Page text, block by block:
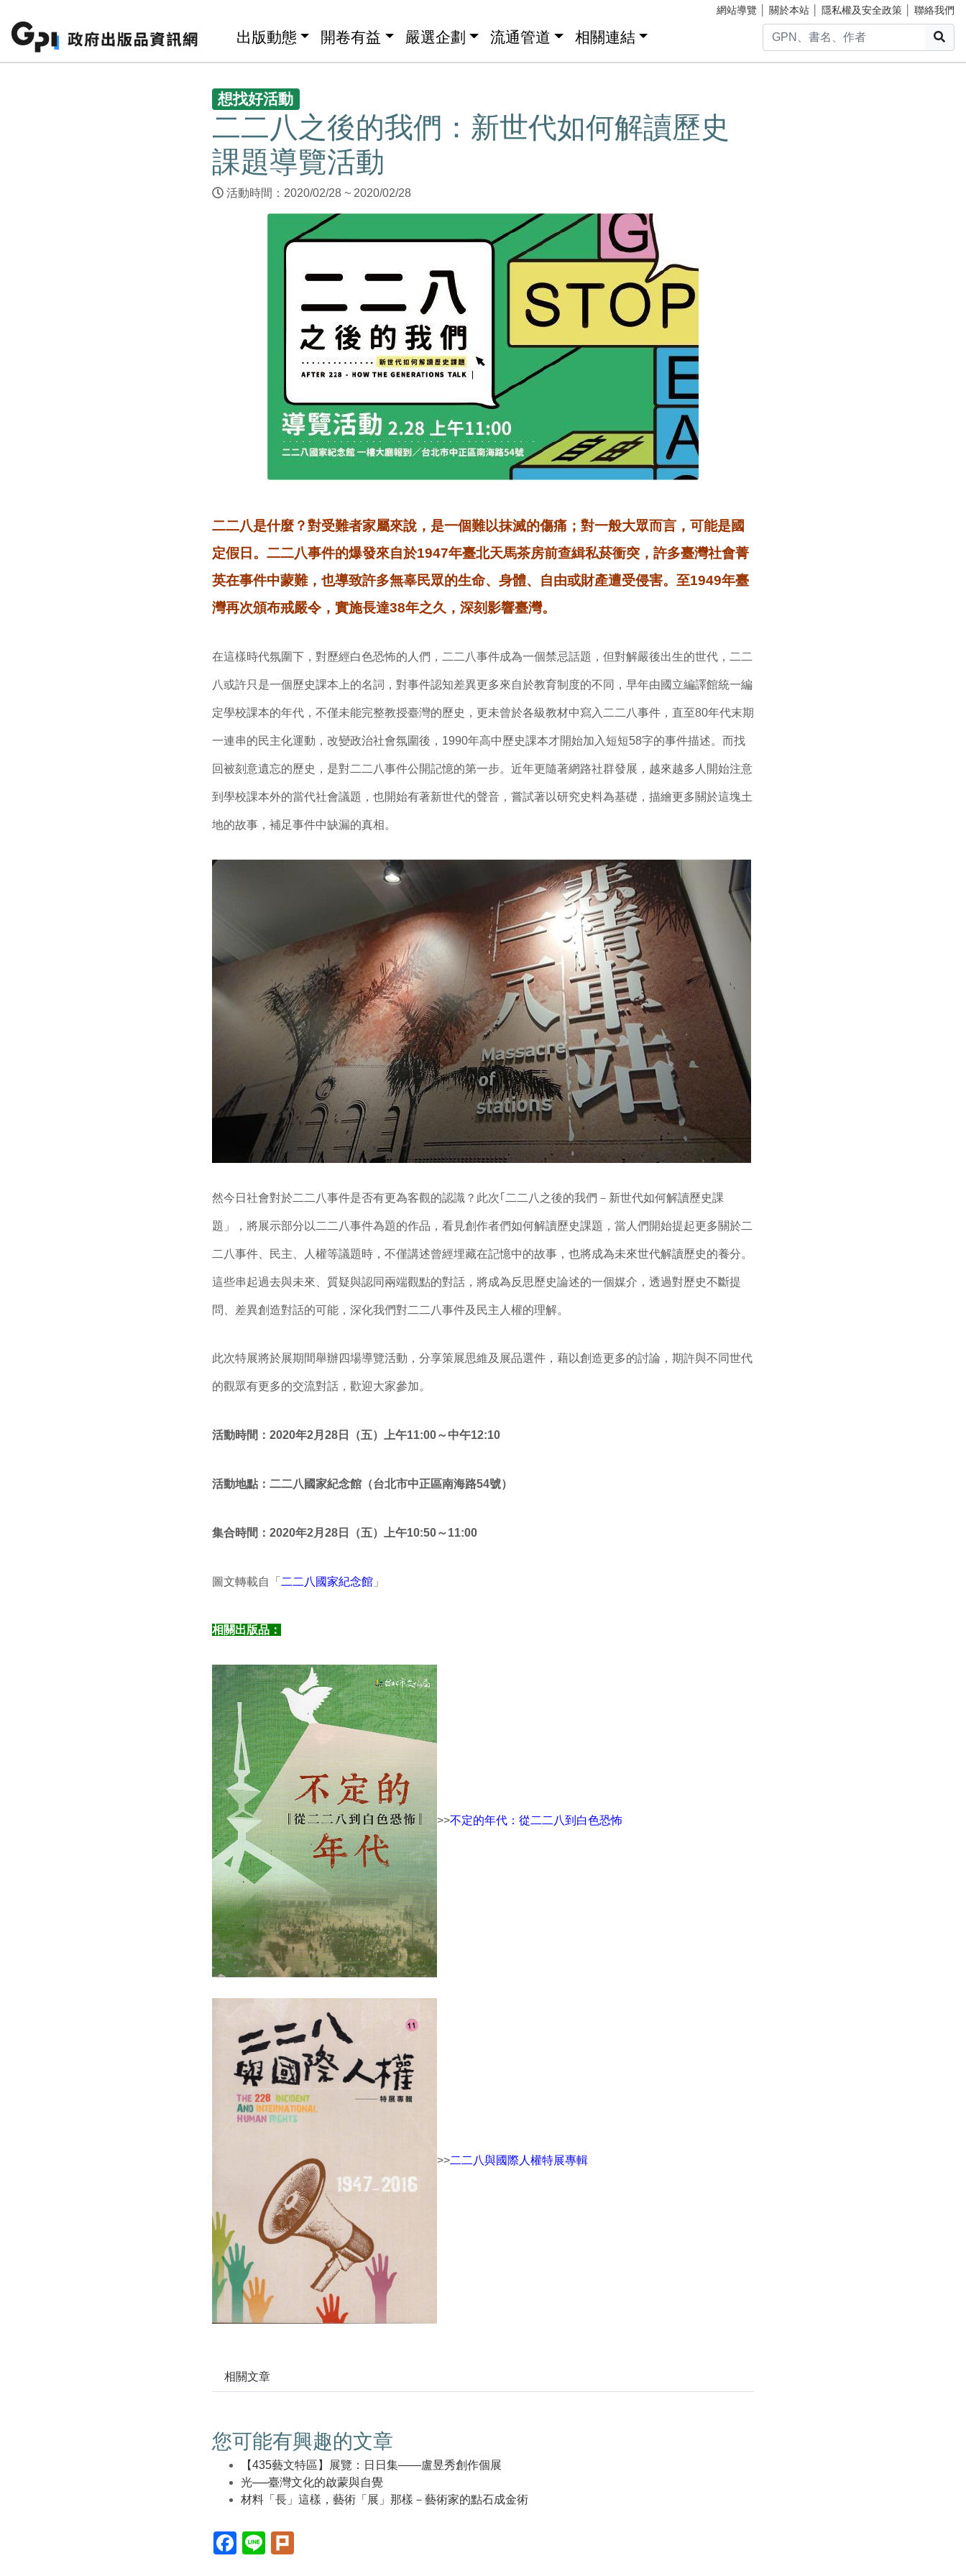
網站導覽 關於本站 隱私權及安全政策 聯絡我們
出版動態 開卷有益 嚴選企劃 流通管道 相關連結
想找好活動
二二八之後的我們：新世代如何解讀歷史
課題導覽活動
活動時間：2020/02/28 ~ 2020/02/28
二二八是什麼？對受難者家屬來說，是一個難以抹滅的傷痛；對一般大眾而言，可能是國
定假日。二二八事件的爆發來自於1947年臺北天馬茶房前查緝私菸衝突，許多臺灣社會菁
英在事件中蒙難，也導致許多無辜民眾的生命、身體、自由或財產遭受侵害。至1949年臺
灣再次頒布戒嚴令，實施長達38年之久，深刻影響臺灣。
在這樣時代氛圍下，對歷經白色恐怖的人們，二二八事件成為一個禁忌話題，但對解嚴後出生的世代，二二
八或許只是一個歷史課本上的名詞，對事件認知差異更多來自於教育制度的不同，早年由國立編譯館統一編
定學校課本的年代，不僅未能完整教授臺灣的歷史，更未曾於各級教材中寫入二二八事件，直至80年代末期
一連串的民主化運動，改變政治社會氛圍後，1990年高中歷史課本才開始加入短短58字的事件描述。而找
回被刻意遺忘的歷史，是對二二八事件公開記憶的第一步。近年更隨著網路社群發展，越來越多人開始注意
到學校課本外的當代社會議題，也開始有著新世代的聲音，嘗試著以研究史料為基礎，描繪更多關於這塊土
地的故事，補足事件中缺漏的真相。
然今日社會對於二二八事件是否有更為客觀的認識？此次｢二二八之後的我們－新世代如何解讀歷史課
題」，將展示部分以二二八事件為題的作品，看見創作者們如何解讀歷史課題，當人們開始提起更多關於二
二八事件、民主、人權等議題時，不僅講述曾經埋藏在記憶中的故事，也將成為未來世代解讀歷史的養分。
這些串起過去與未來、質疑與認同兩端觀點的對話，將成為反思歷史論述的一個媒介，透過對歷史不斷提
問、差異創造對話的可能，深化我們對二二八事件及民主人權的理解。
此次特展將於展期間舉辦四場導覽活動，分享策展思維及展品選件，藉以創造更多的討論，期許與不同世代
的觀眾有更多的交流對話，歡迎大家參加。
活動時間：2020年2月28日（五）上午11:00～中午12:10
活動地點：二二八國家紀念館（台北市中正區南海路54號）
集合時間：2020年2月28日（五）上午10:50～11:00
圖文轉載自「 二二八國家紀念館 」
相關出版品：
>>不定的年代：從二二八到白色恐怖
>>二二八與國際人權特展專輯
相關文章
您可能有興趣的文章
【435藝文特區】展覽：日日集——盧昱秀創作個展
光──臺灣文化的啟蒙與自覺
材料「長」這樣，藝術「展」那樣－藝術家的點石成金術
Facebook(另
開
Line(另
開